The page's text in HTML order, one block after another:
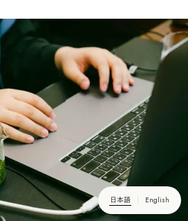
日本語 English